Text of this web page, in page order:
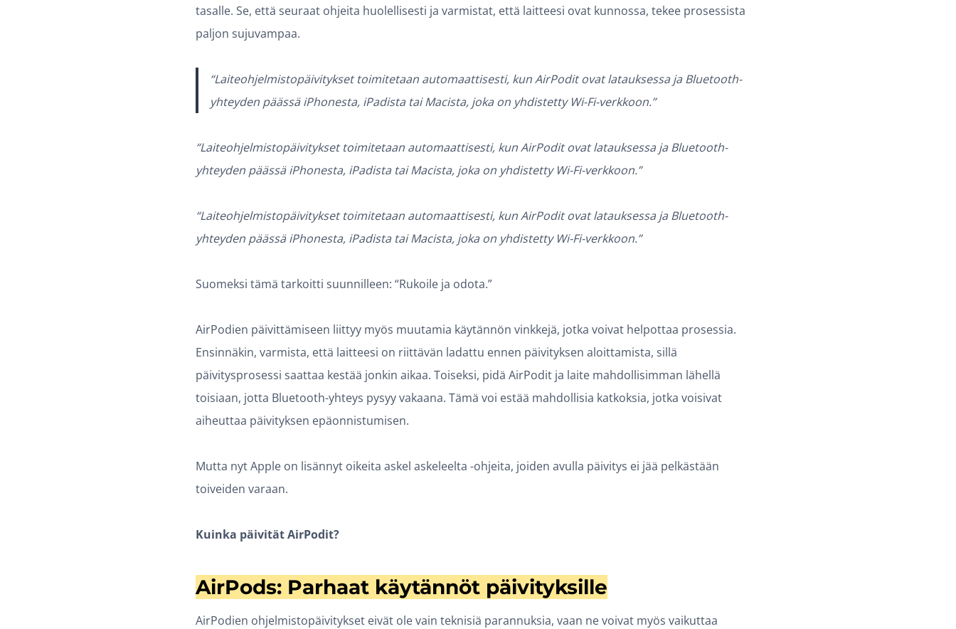
tasalle. Se, että seuraat ohjeita huolellisesti ja varmistat, että laitteesi ovat kunnossa, tekee prosessista
paljon sujuvampaa.
“Laiteohjelmistopäivitykset toimitetaan automaattisesti, kun AirPodit ovat latauksessa ja Bluetooth-
yhteyden päässä iPhonesta, iPadista tai Macista, joka on yhdistetty Wi-Fi-verkkoon.”
“Laiteohjelmistopäivitykset toimitetaan automaattisesti, kun AirPodit ovat latauksessa ja Bluetooth-
yhteyden päässä iPhonesta, iPadista tai Macista, joka on yhdistetty Wi-Fi-verkkoon.”
“Laiteohjelmistopäivitykset toimitetaan automaattisesti, kun AirPodit ovat latauksessa ja Bluetooth-
yhteyden päässä iPhonesta, iPadista tai Macista, joka on yhdistetty Wi-Fi-verkkoon.”
Suomeksi tämä tarkoitti suunnilleen: “Rukoile ja odota.”
AirPodien päivittämiseen liittyy myös muutamia käytännön vinkkejä, jotka voivat helpottaa prosessia.
Ensinnäkin, varmista, että laitteesi on riittävän ladattu ennen päivityksen aloittamista, sillä
päivitysprosessi saattaa kestää jonkin aikaa. Toiseksi, pidä AirPodit ja laite mahdollisimman lähellä
toisiaan, jotta Bluetooth-yhteys pysyy vakaana. Tämä voi estää mahdollisia katkoksia, jotka voisivat
aiheuttaa päivityksen epäonnistumisen.
Mutta nyt Apple on lisännyt oikeita askel askeleelta -ohjeita, joiden avulla päivitys ei jää pelkästään
toiveiden varaan.
Kuinka päivität AirPodit?
AirPods: Parhaat käytännöt päivityksille
AirPodien ohjelmistopäivitykset eivät ole vain teknisiä parannuksia, vaan ne voivat myös vaikuttaa